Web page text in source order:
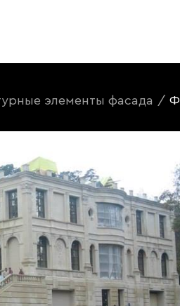
элементы фасада /